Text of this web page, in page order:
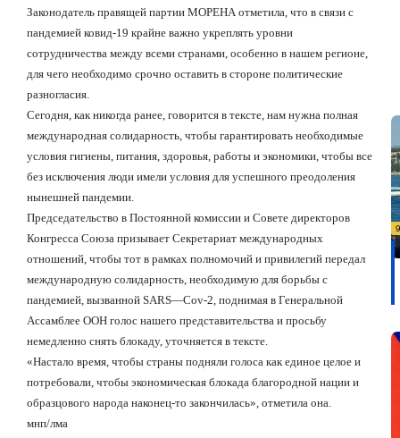
Законодатель правящей партии МОРЕНА отметила, что в связи с
пандемией ковид-19 крайне важно укреплять уровни
сотрудничества между всеми странами, особенно в нашем регионе,
для чего необходимо срочно оставить в стороне политические
разногласия.
Сегодня, как никогда ранее, говорится в тексте, нам нужна полная
международная солидарность, чтобы гарантировать необходимые
условия гигиены, питания, здоровья, работы и экономики, чтобы все
без исключения люди имели условия для успешного преодоления
нынешней пандемии.
Председательство в Постоянной комиссии и Совете директоров
Конгресса Союза призывает Секретариат международных
отношений, чтобы тот в рамках полномочий и привилегий передал
международную солидарность, необходимую для борьбы с
пандемией, вызванной SARS—Cov-2, поднимая в Генеральной
Ассамблее ООН голос нашего представительства и просьбу
немедленно снять блокаду, уточняется в тексте.
«Настало время, чтобы страны подняли голоса как единое целое и
потребовали, чтобы экономическая блокада благородной нации и
образцового народа наконец-то закончилась», отметила она.
мнп/лма